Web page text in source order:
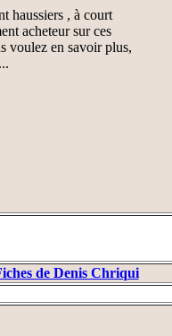
haussiers , à court
acheteur sur ces
voulez en savoir plus,
de Denis Chriqui